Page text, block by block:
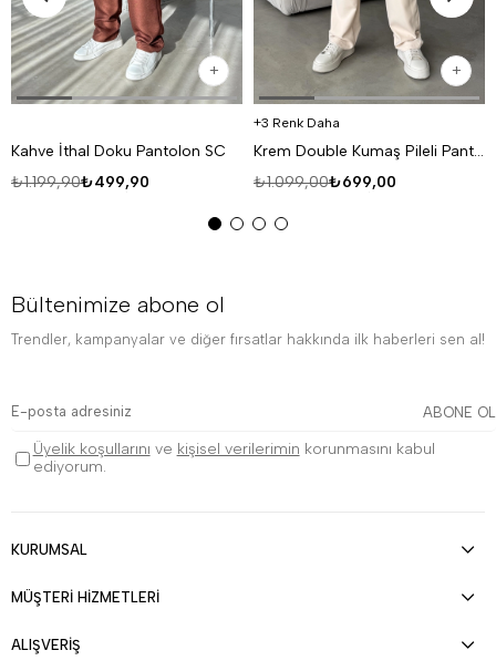
Kahve İthal Doku Pantolon SC
₺499,90
₺1.199,90
3 Renk Daha
Krem Double Kumaş Pileli Pantolon MSS
₺699,00
₺1.099,00
Bültenimize abone ol
Trendler, kampanyalar ve diğer fırsatlar hakkında ilk haberleri sen al!
ABONE OL
Üyelik koşullarını ve kişisel verilerimin korunmasını kabul
ediyorum.
KURUMSAL
MÜŞTERİ HİZMETLERİ
ALIŞVERİŞ